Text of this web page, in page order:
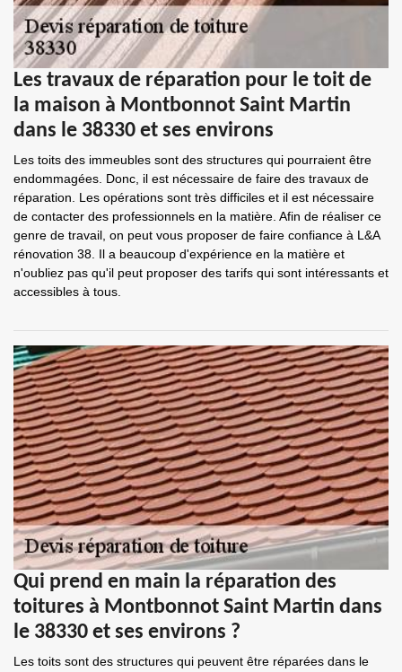
Les travaux de réparation pour le toit de
la maison à Montbonnot Saint Martin
dans le 38330 et ses environs
Les toits des immeubles sont des structures qui pourraient être
endommagées. Donc, il est nécessaire de faire des travaux de
réparation. Les opérations sont très difficiles et il est nécessaire
de contacter des professionnels en la matière. Afin de réaliser ce
genre de travail, on peut vous proposer de faire confiance à L&A
rénovation 38. Il a beaucoup d'expérience en la matière et
n'oubliez pas qu'il peut proposer des tarifs qui sont intéressants et
accessibles à tous.
Qui prend en main la réparation des
toitures à Montbonnot Saint Martin dans
le 38330 et ses environs ?
Les toits sont des structures qui peuvent être réparées dans le